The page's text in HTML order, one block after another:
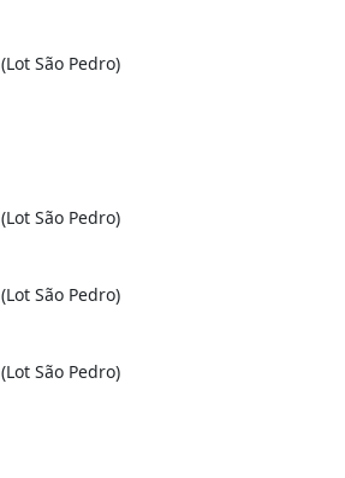
(Lot São Pedro)
(Lot São Pedro)
(Lot São Pedro)
(Lot São Pedro)